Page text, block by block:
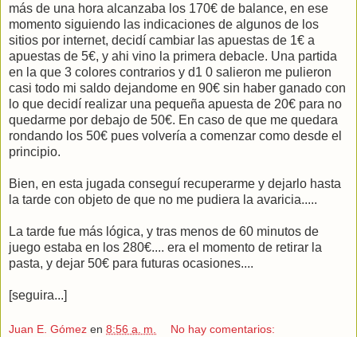
más de una hora alcanzaba los 170€ de balance, en ese
momento siguiendo las indicaciones de algunos de los
sitios por internet, decidí cambiar las apuestas de 1€ a
apuestas de 5€, y ahi vino la primera debacle. Una partida
en la que 3 colores contrarios y d1 0 salieron me pulieron
casi todo mi saldo dejandome en 90€ sin haber ganado con
lo que decidí realizar una pequeña apuesta de 20€ para no
quedarme por debajo de 50€. En caso de que me quedara
rondando los 50€ pues volvería a comenzar como desde el
principio.
Bien, en esta jugada conseguí recuperarme y dejarlo hasta
la tarde con objeto de que no me pudiera la avaricia.....
La tarde fue más lógica, y tras menos de 60 minutos de
juego estaba en los 280€.... era el momento de retirar la
pasta, y dejar 50€ para futuras ocasiones....
[seguira...]
Juan E. Gómez en 8:56 a. m. No hay comentarios: